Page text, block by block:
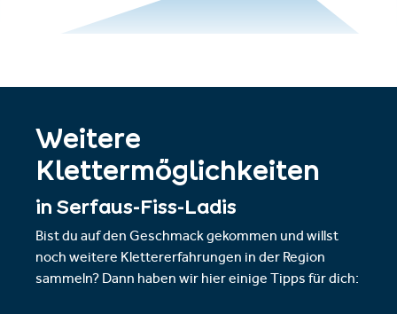
Weitere
Klettermöglichkeiten
in Serfaus-Fiss-Ladis
Bist du auf den Geschmack gekommen und willst
noch weitere Klettererfahrungen in der Region
sammeln? Dann haben wir hier einige Tipps für dich: